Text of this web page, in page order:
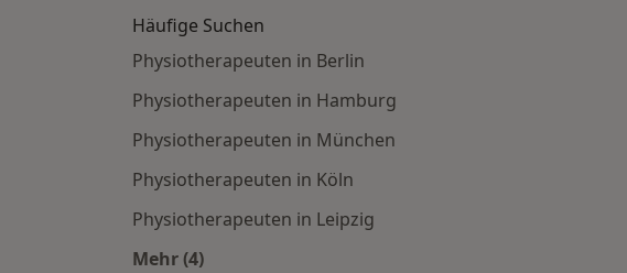
Häufige Suchen
Physiotherapeuten in Berlin
Physiotherapeuten in Hamburg
Physiotherapeuten in München
Physiotherapeuten in Köln
Physiotherapeuten in Leipzig
Mehr (4)